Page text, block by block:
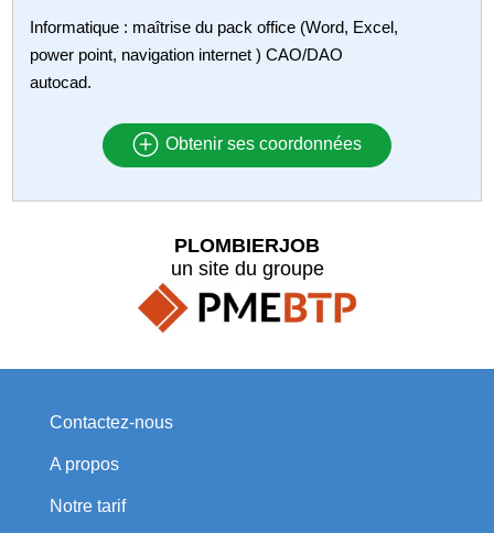
Informatique : maîtrise du pack office (Word, Excel,
power point, navigation internet ) CAO/DAO
autocad.
Obtenir ses coordonnées
PLOMBIERJOB
un site du groupe
Contactez-nous
A propos
Notre tarif